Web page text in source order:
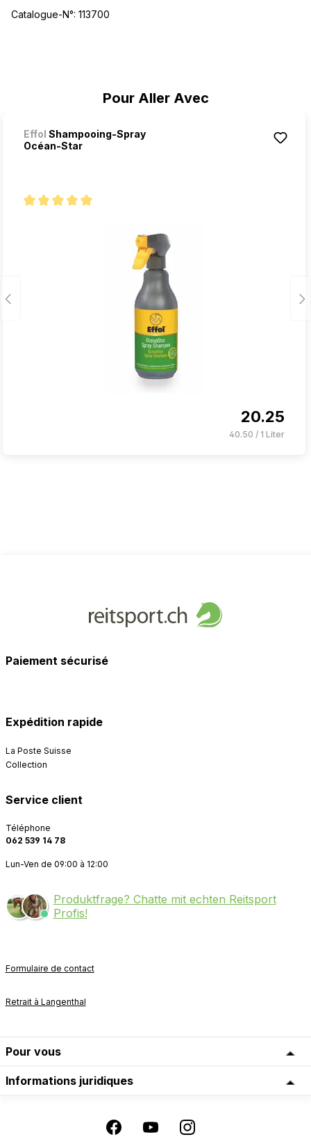
Pour Aller Avec
Effol Shampooing-Spray
Océan-Star
20.25
40.50 / 1 Liter
Catalogue-N°: 113700
Paiement sécurisé
Expédition rapide
La Poste Suisse
Collection
Service client
Téléphone
062 539 14 78
Lun-Ven de 09:00 à 12:00
Produktfrage? Chatte mit echten Reitsport
Profis!
Formulaire de contact
Retrait à Langenthal
Pour vous
Informations juridiques